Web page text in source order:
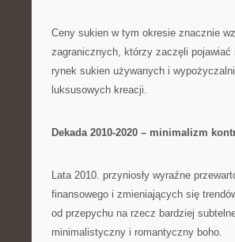
Ceny sukien w tym okresie znacznie
zagranicznych, którzy zaczęli pojawiać
rynek sukien używanych i
luksusowych kreacji.
Dekada 2010-2020 – minimalizm
Lata 2010. przyniosły wyraźne
finansowego i zmieniających się
od przepychu na rzecz bardziej
minimalistyczny i romantyczny boho.